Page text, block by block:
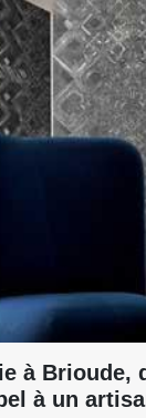
à Brioude,
à un